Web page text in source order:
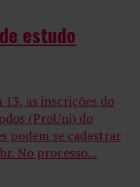
estudo
as inscrições do
(ProUni) do
podem se cadastrar
No processo...